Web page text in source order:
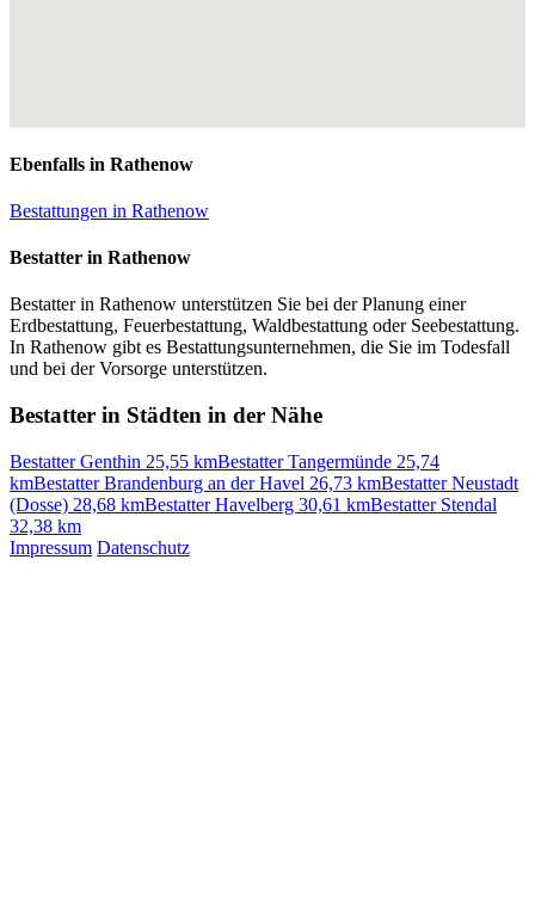
Ebenfalls in Rathenow
Bestattungen in Rathenow
Bestatter in Rathenow
Bestatter in Rathenow unterstützen Sie bei der Planung einer
Erdbestattung, Feuerbestattung, Waldbestattung oder Seebestattung.
In Rathenow gibt es Bestattungsunternehmen, die Sie im Todesfall
und bei der Vorsorge unterstützen.
Bestatter in Städten in der Nähe
Bestatter Genthin 25,55 kmBestatter Tangermünde 25,74
kmBestatter Brandenburg an der Havel 26,73 kmBestatter Neustadt
(Dosse) 28,68 kmBestatter Havelberg 30,61 kmBestatter Stendal
32,38 km
Impressum Datenschutz